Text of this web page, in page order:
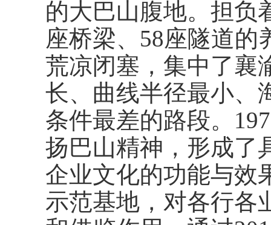
的大巴山腹地。担负
座桥梁、58座隧道的
荒凉闭塞，集中了襄
长、曲线半径最小、
条件最差的路段。
扬巴山精神，形成了
企业文化的功能与效
示范基地，对各行各